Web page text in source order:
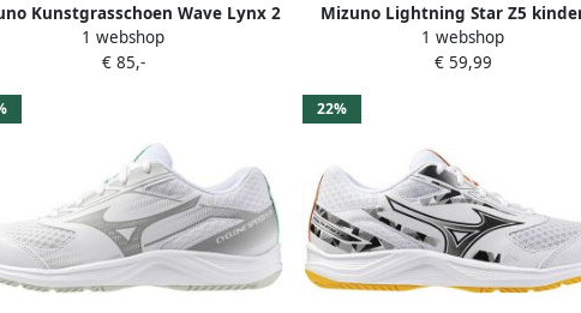
Kunstgrasschoen Wave Lynx 2
Junior
1 webshop
€ 85,-
Mizuno Lightning Star Z5
Lichtblauw
1 webshop
€ 59,99
22%